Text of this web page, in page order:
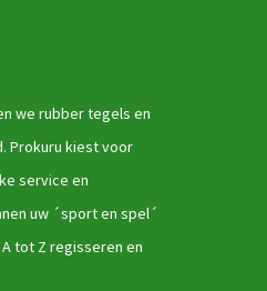
we rubber tegels en
Prokuru kiest voor
service en
uw ´sport en spel´
tot Z regisseren en